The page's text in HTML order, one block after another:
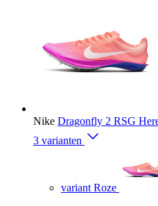
Nike Dragonfly 2 RSG
3 varianten
variant Roze